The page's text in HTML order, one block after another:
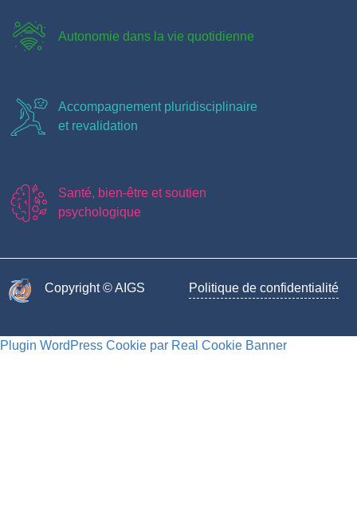
Autonomie dans la vie quotidienne
Accompagnement pluridisciplinaire
et revalidation
Santé, bien-être et soutien
psychologique
Copyright © AIGS​ Politique de confidentialité
Plugin WordPress Cookie par Real Cookie Banner